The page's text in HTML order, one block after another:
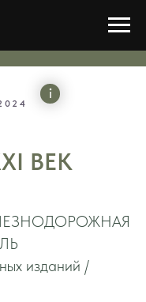
ВЕК
изданий /